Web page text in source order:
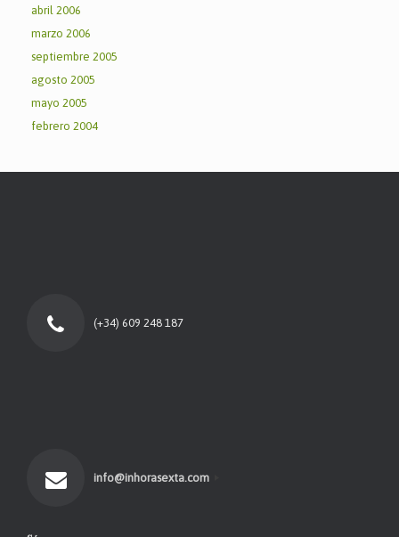
abril 2006
marzo 2006
septiembre 2005
agosto 2005
mayo 2005
febrero 2004
(+34) 609 248 187
info@inhorasexta.com